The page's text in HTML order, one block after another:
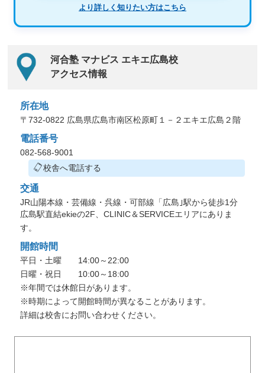
より詳しく知りたい方はこちら
河合塾 マナビス エキエ広島校
アクセス情報
所在地
〒732-0822 広島県広島市南区松原町１－２エキエ広島２階
電話番号
082-568-9001
校舎へ電話する
交通
JR山陽本線・芸備線・呉線・可部線「広島｣駅から徒歩1分
広島駅直結ekieの2F、CLINIC＆SERVICEエリアにありま
す。
開館時間
平日・土曜 14:00～22:00
日曜・祝日 10:00～18:00
※年間では休館日があります。
※時期によって開館時間が異なることがあります。
詳細は校舎にお問い合わせください。